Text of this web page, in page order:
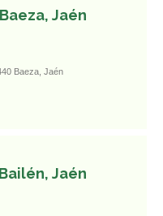
Jaén
Baeza, Jaén
Jaén